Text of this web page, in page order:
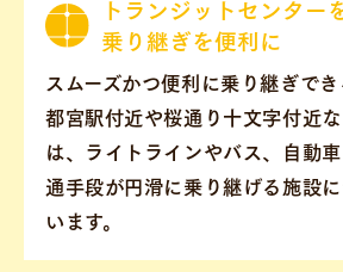
トランジットセンター
乗り継ぎを便利に
スムーズかつ便利に乗り継ぎで
都宮駅付近や桜通り十文字付近
は、ライトラインやバス、自動
通手段が円滑に乗り継げる施設
います。